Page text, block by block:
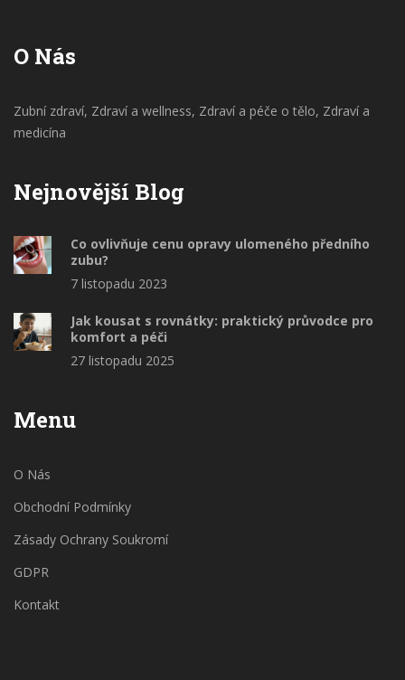
O Nás
Zubní zdraví, Zdraví a wellness, Zdraví a péče o tělo, Zdraví a
medicína
Nejnovější Blog
Co ovlivňuje cenu opravy ulomeného předního
zubu?
7 listopadu 2023
Jak kousat s rovnátky: praktický průvodce pro
komfort a péči
27 listopadu 2025
Menu
O Nás
Obchodní Podmínky
Zásady Ochrany Soukromí
GDPR
Kontakt